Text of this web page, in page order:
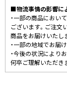
■物流事情の影響に
・一部の商品におい
ございます。ご注文
商品をお届けいたし
・一部の地域でお届
・今後の状況により
何卒ご理解いただき